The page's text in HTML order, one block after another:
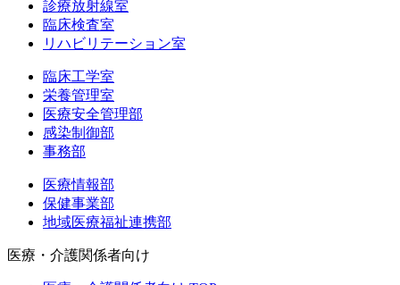
診療放射線室
臨床検査室
リハビリテーション室
臨床工学室
栄養管理室
医療安全管理部
感染制御部
事務部
医療情報部
保健事業部
地域医療福祉連携部
医療・介護関係者向け